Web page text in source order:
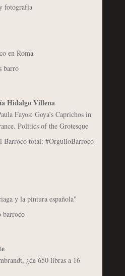
fotografía
en Roma
barro
Hidalgo Villena
Fayos: Goya’s Caprichos in
Politics of the Grotesque
Barroco total: #OrgulloBarroco
y la pintura española"
barroco
¿de 650 libras a 16